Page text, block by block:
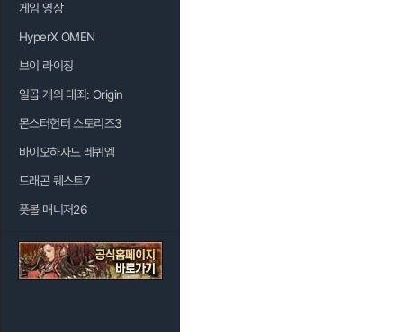
게임 영상
HyperX OMEN
브이 라이징
일곱 개의 대죄: Origin
몬스터헌터 스토리즈3
바이오하자드 레퀴엠
드래곤 퀘스트7
풋볼 매니저26